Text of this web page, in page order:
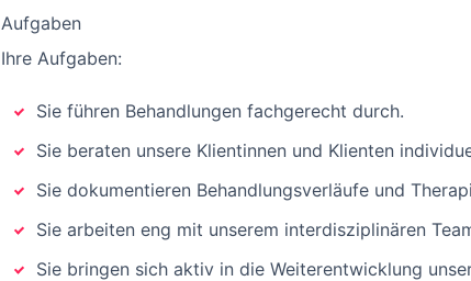
Aufgaben
Ihre Aufgaben:
Sie führen Behandlungen fachgerecht durch.
Sie beraten unsere Klientinnen und Klienten
Sie dokumentieren Behandlungsverläufe und
Sie arbeiten eng mit unserem interdisziplinären
Sie bringen sich aktiv in die Weiterentwicklung